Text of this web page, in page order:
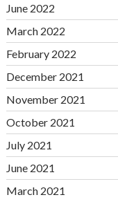
June 2022
March 2022
February 2022
December 2021
November 2021
October 2021
July 2021
June 2021
March 2021